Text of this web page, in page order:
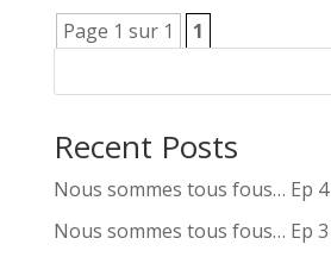
Page 1 sur 1 1
Recent Posts
Nous sommes tous fous… Ep 4
Nous sommes tous fous… Ep 3